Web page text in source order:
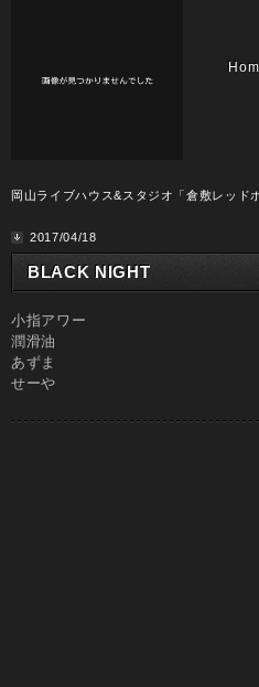
岡山ライブハウス&スタジオ「倉敷レッド
2017/04/18
BLACK NIGHT
小指アワー
潤滑油
あずま
せーや